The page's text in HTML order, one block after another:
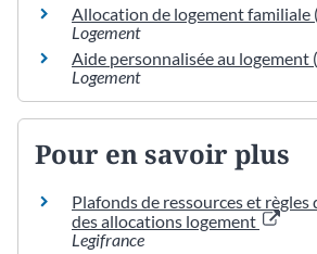
Allocation de logement familiale
Logement
Aide personnalisée au logement
Logement
Pour en savoir plus
Plafonds de ressources et règles
des allocations logement
Legifrance